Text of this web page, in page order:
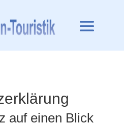
auf einen Blick